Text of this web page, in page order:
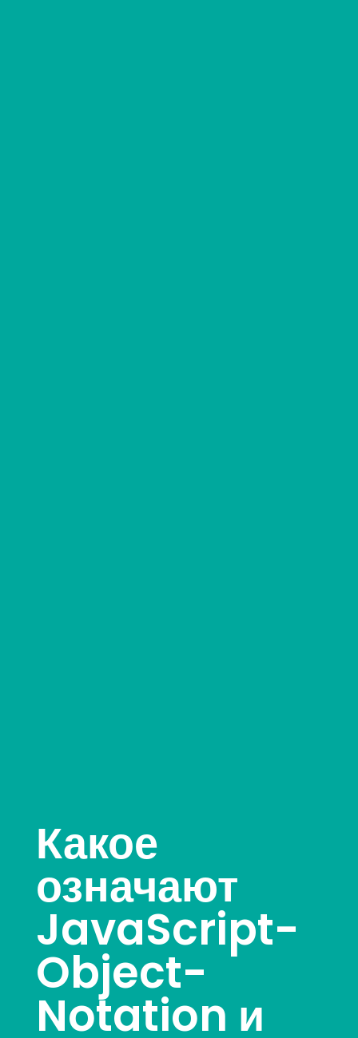
Какое
означают
JavaScript-
Object-
Notation и